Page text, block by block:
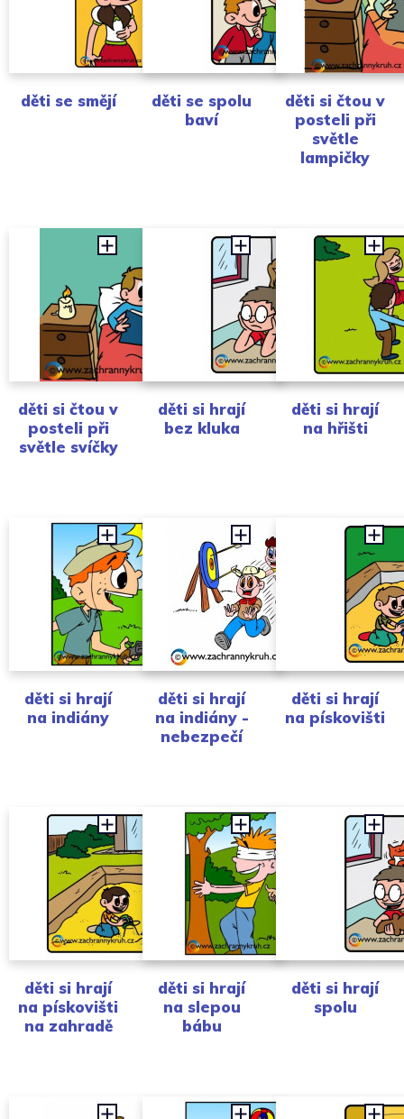
děti se smějí
děti se spolu
baví
děti si čtou v
posteli při
světle
lampičky
děti si čtou v
posteli při
světle svíčky
děti si hrají
bez kluka
děti si hrají
na hřišti
děti si hrají
na indiány
děti si hrají
na indiány -
nebezpečí
děti si hrají
na pískovišti
děti si hrají
na pískovišti
na zahradě
děti si hrají
na slepou
bábu
děti si hrají
spolu